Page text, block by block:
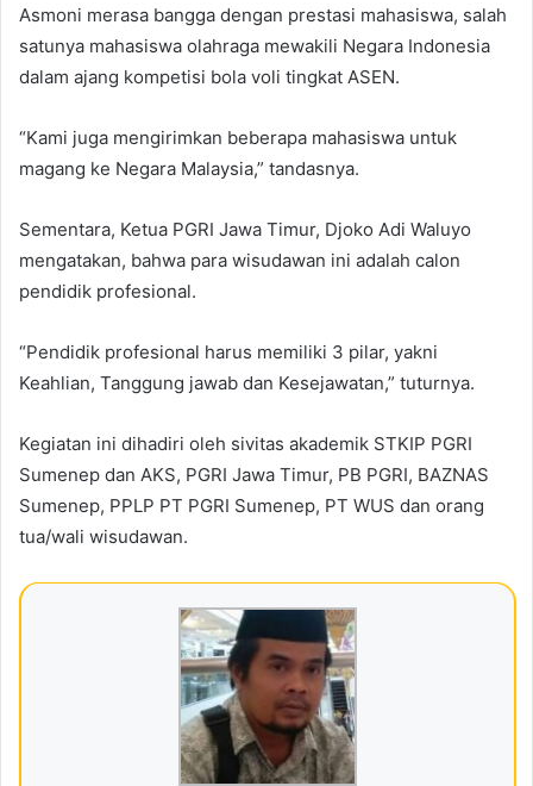
Asmoni merasa bangga dengan prestasi mahasiswa, salah
satunya mahasiswa olahraga mewakili Negara Indonesia
dalam ajang kompetisi bola voli tingkat ASEN.
“Kami juga mengirimkan beberapa mahasiswa untuk
magang ke Negara Malaysia,” tandasnya.
Sementara, Ketua PGRI Jawa Timur, Djoko Adi Waluyo
mengatakan, bahwa para wisudawan ini adalah calon
pendidik profesional.
“Pendidik profesional harus memiliki 3 pilar, yakni
Keahlian, Tanggung jawab dan Kesejawatan,” tuturnya.
Kegiatan ini dihadiri oleh sivitas akademik STKIP PGRI
Sumenep dan AKS, PGRI Jawa Timur, PB PGRI, BAZNAS
Sumenep, PPLP PT PGRI Sumenep, PT WUS dan orang
tua/wali wisudawan.